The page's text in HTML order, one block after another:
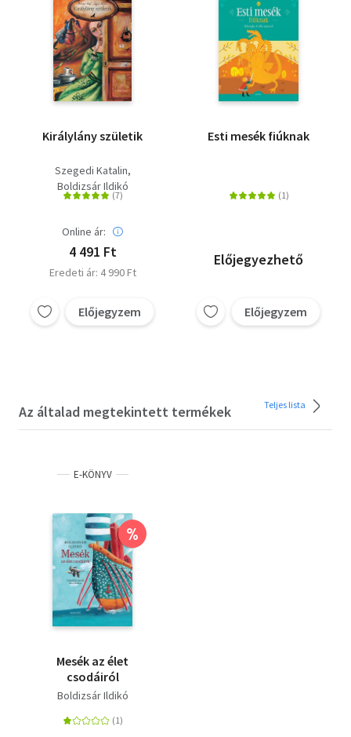
Királylány születik
Szegedi Katalin
Boldizsár Ildikó
Online ár:
4 491 Ft
Eredeti ár: 4 990 Ft
Előjegyzem
Esti mesék fiúknak
Előjegyezhető
Előjegyzem
Az általad megtekintett termékek Teljes lista
E-KÖNYV
%
Mesék az élet
csodáiról
Boldizsár Ildikó